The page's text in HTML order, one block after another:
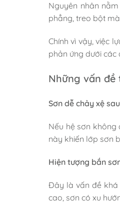
Nguyên nhân
phẳng, treo bột
Chính vì vậy, việc
phản ứng dưới các
Những vấn
Sơn dễ chảy xệ
Nếu hệ sơn
này khiến lớp sơn
Hiện tượng bắn
Đây là vấn đề khá
cao, sơn có xu